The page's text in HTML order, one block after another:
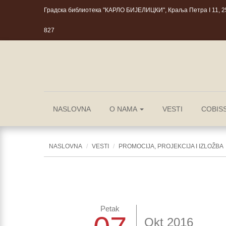
Градска библиотека "КАРЛО БИЈЕЛИЦКИ", Краља Петра I 11,
827
NASLOVNA O NAMA VESTI
NASLOVNA VESTI PROMOCIJA, PROJEKCIJA I IZLOŽBA
Petak
Okt 2016